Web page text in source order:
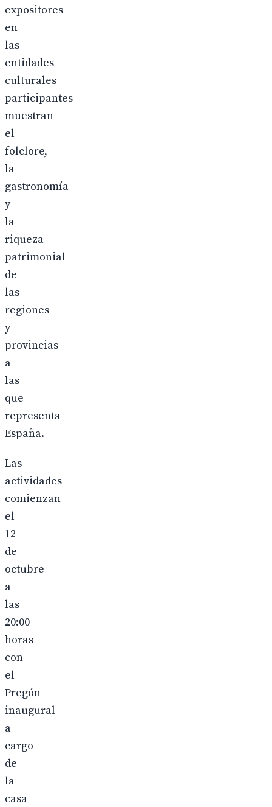
expositores
en
las
entidades
culturales
participantes
muestran
el
folclore,
la
gastronomía
y
la
riqueza
patrimonial
de
las
regiones
y
provincias
a
las
que
representa
España.
Las
actividades
comienzan
el
12
de
octubre
a
las
20:00
horas
con
el
Pregón
inaugural
a
cargo
de
la
casa